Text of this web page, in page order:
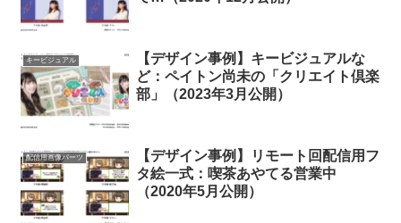
キービジュアル
【デザイン事例】キービジュアルな
ど：ペイトン尚未の「クリエイト倶楽
部」（2023年3月公開）
配信用画像パーツ
【デザイン事例】リモート回配信用フ
タ絵一式：喫茶あやてる営業中
（2020年5月公開）